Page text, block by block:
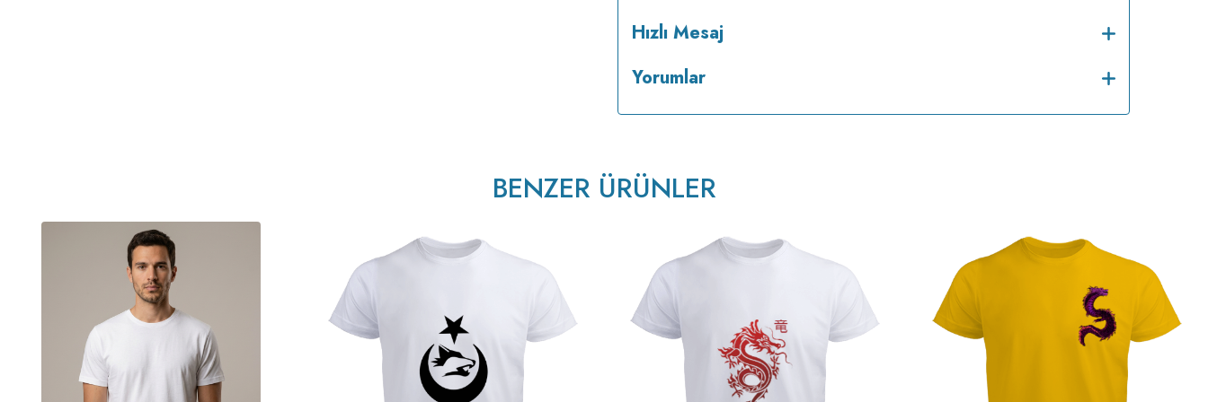
Hızlı Mesaj
Yorumlar
BENZER ÜRÜNLER